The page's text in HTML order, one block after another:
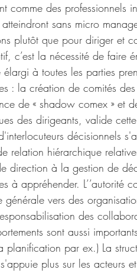
comme des professionnels
sans micro
plutôt que pour diriger et
c’est la nécessité de faire
à toutes les parties
: la création de comités
de « shadow comex » et
des dirigeants, valide
décisionnels
relation hiérarchique
direction à la gestion de
à appréhender. L’’autorité
générale vers des
des
sont aussi
planification par ex.) La
plus sur les acteurs